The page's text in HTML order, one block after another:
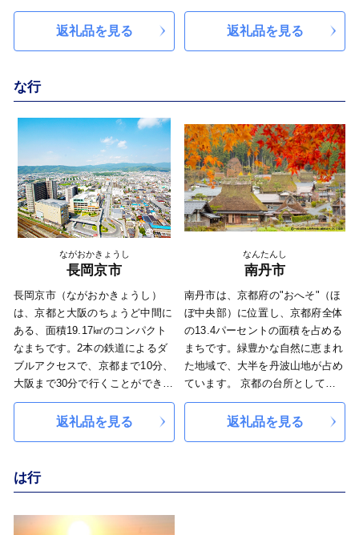
一方で、新名神高速道路の全線
開通に伴い、京阪神と中京圏の2
において、かつてない大きな変化
が起ころうとしています。 市
内だけでなく市外からも多くの
人々が訪れ、にぎわいと活力を生
み出すとともに、市民が緑に包ま
れながら生き生きと暮らし、人の
和の中で次代を担う人材が育まれ
ることにより、「希望あふれる城
陽」「誰もが輝いている城陽」の
実現をめざします。
返礼品を見る
を推進する一方で、緑や水辺環境
などの豊かな自然と人々が触れ合
点の形成を目指す関西文化学術研
究都市の12ある文化学術研究地区
のうちの3地区を擁する学研都市
の中心に位置しています。そのた
め、国や民間の先端技術に関する
研究開発施設が特に集積している
返礼品を見る
な行
ながおかきょうし
長岡京市
長岡京市（ながおかきょうし）
は、京都と大阪のちょうど中間に
ある、面積19.17㎢のコンパクト
なまちです。2本の鉄道によるダ
ブルアクセスで、京都まで10分、
大阪まで30分で行くことができ、
とっても便利！ 多くの子育て世
代に選ばれ続けています。一方
で、西山連峰など豊かな自然が残
した雰囲気も人気の理由。「長岡
京の都」がかつて置かれるなど、
返礼品を見る
なんたんし
南丹市
南丹市は、京都府の"おへそ"（ほ
ぼ中央部）に位置し、京都府全体
の13.4パーセントの面積を占める
まちです。緑豊かな自然に恵まれ
た地域で、大半を丹波山地が占め
ています。 京都の台所として付
加価値の高いお米や京野菜、乳製
品などを生産しているほか、木工
や焼き物等の工芸作家が拠点を構
ひ、南丹市の「食」や「技」をお
返礼品を見る
は行